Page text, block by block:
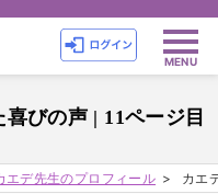
びの声 | 11ページ目
エデ先生のプロフィール カエ